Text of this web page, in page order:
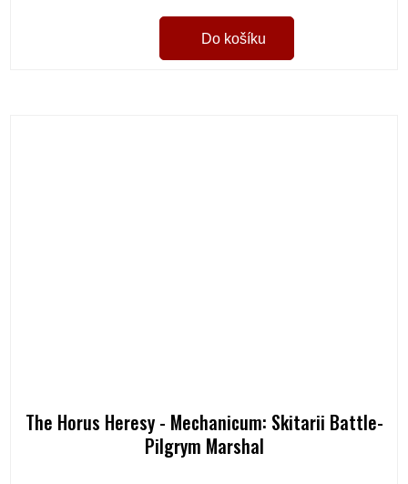
Do košíku
The Horus Heresy - Mechanicum: Skitarii Battle-
Pilgrym Marshal